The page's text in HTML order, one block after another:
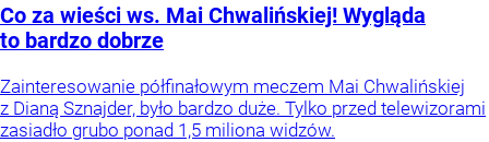
Co za wieści ws. Mai Chwalińskiej! Wygląda
to bardzo dobrze
Zainteresowanie półfinałowym meczem Mai Chwalińskiej
z Dianą Sznajder, było bardzo duże. Tylko przed telewizorami
zasiadło grubo ponad 1,5 miliona widzów.